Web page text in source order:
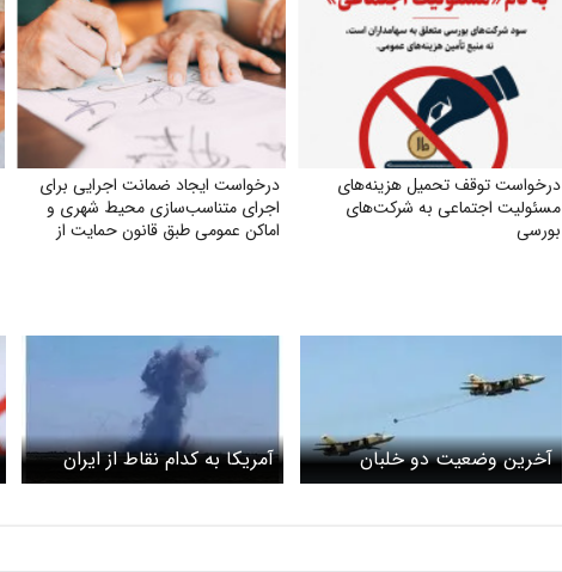
درخواست توقف تحمیل هزینه‌های
مسئولیت اجتماعی به شرکت‌های
بورسی
درخواست ایجاد ضمانت اجرایی برای
اجرای متناسب‌سازی محیط شهری و
اماکن عمومی طبق قانون حمایت از
آخرین وضعیت دو خلبان
ایرانی که در آسمان قطر
آمریکا به کدام نقاط از ایران
حمله کرد؟